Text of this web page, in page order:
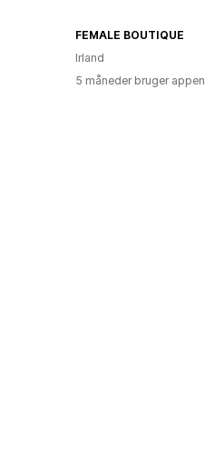
FEMALE BOUTIQUE
Irland
5 måneder bruger appen